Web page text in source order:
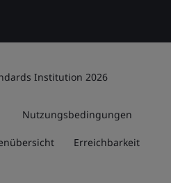
Institution 2026
Nutzungsbedingungen
Erreichbarkeit